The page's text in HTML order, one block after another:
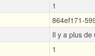
1
864ef171-
Il y a plus de
1